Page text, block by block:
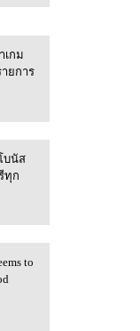
เกม
ยการ
บนัส
ทุก
to